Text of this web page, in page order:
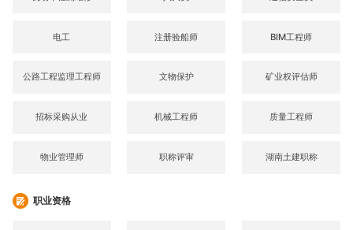
电工 注册验船师 BIM工程师
公路工程监理工程师 文物保护 矿业权评估师
招标采购从业 机械工程师 质量工程师
物业管理师 职称评审 湖南土建职称
职业资格